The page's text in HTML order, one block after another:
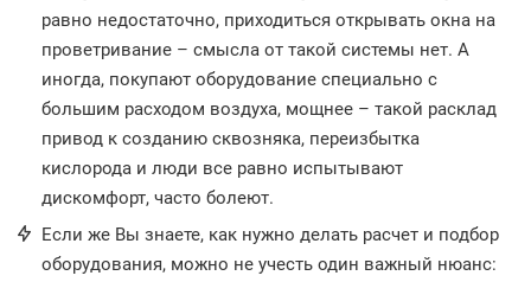
равно недостаточно, приходиться открывать окна на
проветривание – смысла от такой системы нет. А
иногда, покупают оборудование специально с
большим расходом воздуха, мощнее – такой расклад
привод к созданию сквозняка, переизбытка
кислорода и люди все равно испытывают
дискомфорт, часто болеют.
Если же Вы знаете, как нужно делать расчет и подбор
оборудования, можно не учесть один важный нюанс: